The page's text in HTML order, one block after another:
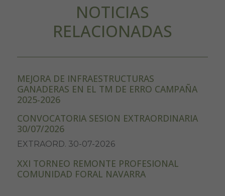
NOTICIAS
RELACIONADAS
MEJORA DE INFRAESTRUCTURAS
GANADERAS EN EL TM DE ERRO CAMPAÑA
2025-2026
CONVOCATORIA SESION EXTRAORDINARIA
30/07/2026
EXTRAORD. 30-07-2026
XXI TORNEO REMONTE PROFESIONAL
COMUNIDAD FORAL NAVARRA